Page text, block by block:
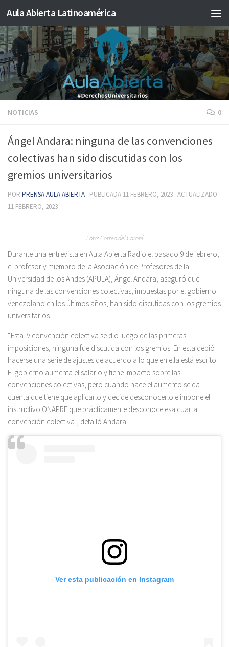
Saltar al contenido
Aula Abierta Latinoamérica
NOTICIAS 0
Ángel Andara: ninguna de las convenciones
colectivas han sido discutidas con los
gremios universitarios
POR PRENSA AULA ABIERTA · PUBLICADA 11 FEBRERO, 2023 · ACTUALIZADO
11 FEBRERO, 2023
Foto: Correo del Caroní
Durante una entrevista en Aula Abierta Radio el pasado 9 de febrero,
el profesor y miembro de la Asociación de Profesores de la
Universidad de los Andes (APULA), Ángel Andara, aseguró que
ninguna de las convenciones colectivas, impuestas por el gobierno
venezolano en los últimos años, han sido discutidas con los gremios
universitarios.
“Esta IV convención colectiva se dio luego de las primeras
imposiciones, ninguna fue discutida con los gremios. En esta debió
hacerse una serie de ajustes de acuerdo a lo que en ella está escrito.
El gobierno aumenta el salario y tiene impacto sobre las
convenciones colectivas, pero cuando hace el aumento se da
cuenta que tiene que aplicarlo y decide desconocerlo e impone el
instructivo ONAPRE que prácticamente desconoce esa cuarta
convención colectiva”, detalló Andara.
Ver esta publicación en Instagram